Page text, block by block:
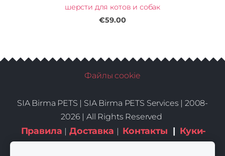
шерсти для котов и собак
€59.00
Файлы cookie
SIA Birma PETS |
SIA Birma PETS Services | 2008-
2026 | All Rights Reserved
Правила Доставка Контакты | Куки-